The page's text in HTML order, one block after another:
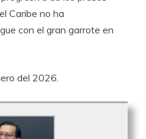
Caribe no ha
con el gran garrote en
del 2026.